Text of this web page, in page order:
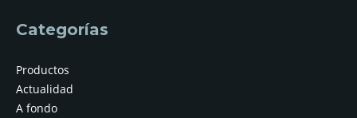
Categorías
Productos
Actualidad
A fondo